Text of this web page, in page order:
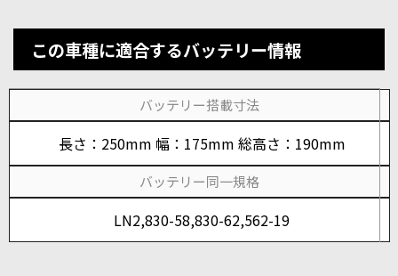
この車種に適合するバッテリー情報
バッテリー搭載寸法
長さ：250mm 幅：175mm 総高さ：190mm
バッテリー同一規格
LN2,830-58,830-62,562-19